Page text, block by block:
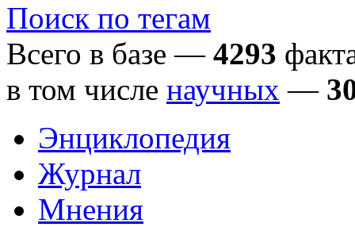
Поиск по тегам
Всего в базе — 4293
в том числе научных —
Энциклопедия
Журнал
Мнения